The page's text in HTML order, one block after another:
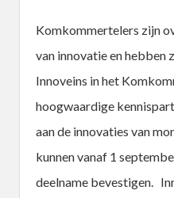
Komkommertelers zijn
van innovatie en hebben
Innoveins in het
hoogwaardige
aan de innovaties van
kunnen vanaf 1
deelname bevestigen.